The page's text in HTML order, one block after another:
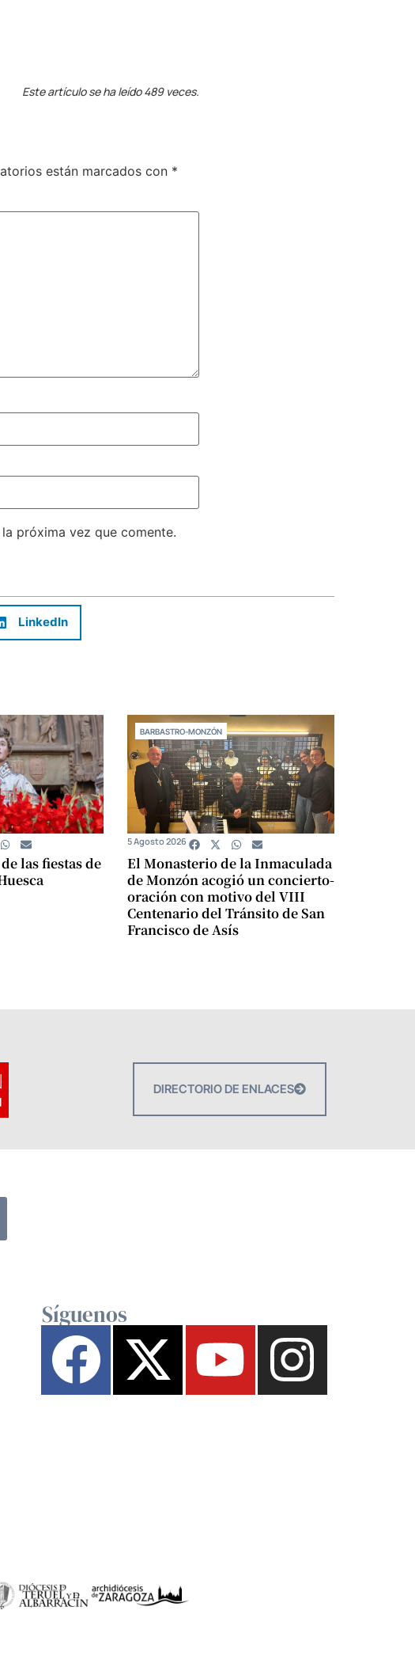
Este artículo se ha leído 489 veces.
están marcados con *
próxima vez que comente.
LinkedIn
las fiestas de
BARBASTRO-MONZÓN
El Monasterio de la Inmaculada
de Monzón acogió un concierto-
oración con motivo del VIII
Centenario del Tránsito de San
Francisco de Asís
5 Agosto 2026
DIRECTORIO DE ENLACES
Síguenos